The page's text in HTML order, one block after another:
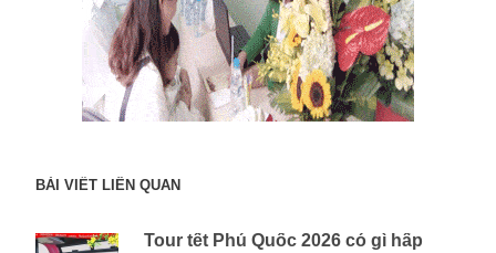
BÀI VIẾT LIÊN QUAN
Tour tết Phú Quốc 2026 có gì hấp